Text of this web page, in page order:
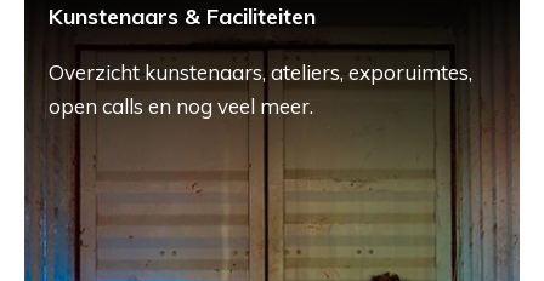
Kunstenaars & Faciliteiten
Overzicht kunstenaars, ateliers, exporuimtes,
open calls en nog veel meer.